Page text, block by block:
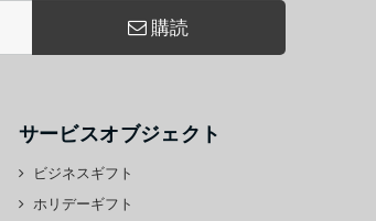
購読
サービスオブジェクト
ビジネスギフト
ホリデーギフト